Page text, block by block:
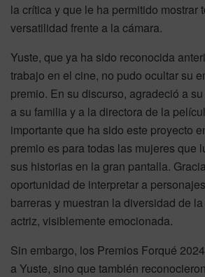
la crítica y que le ha permitido mostrar
versatilidad frente a la cámara.
Yuste, que ya ha sido reconocida
trabajo en el cine, no pudo ocultar su
premio. En su discurso, agradeció a
a su familia y a la directora de la
importante que ha sido este proyecto
premio es para todas las mujeres que
sus historias en la gran pantalla.
oportunidad de interpretar a
barreras y muestran la diversidad de
actriz, visiblemente emocionada.
Sin embargo, los Premios Forqué
a Yuste, sino que también